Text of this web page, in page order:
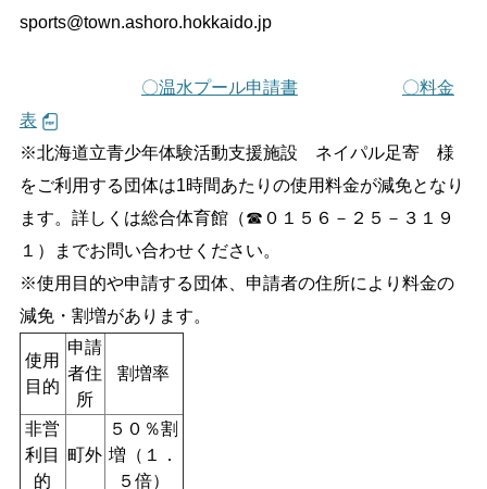
sports@town.ashoro.hokkaido.jp
〇温水プール申請書
〇料金
表
※北海道立青少年体験活動支援施設 ネイパル足寄 様
をご利用する団体は1時間あたりの使用料金が減免となり
ます。詳しくは総合体育館（☎０１５６－２５－３１９
１）までお問い合わせください。
※使用目的や申請する団体、申請者の住所により料金の
減免・割増があります。
使用
目的
申請
者住
所
割増率
非営
利目
的
町外
５０％割
増（１．
５倍）